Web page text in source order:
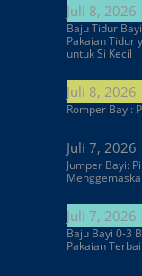
Juli 8, 2026
Baju Tidur
Pakaian Tidur
untuk Si Kecil
Juli 8, 2026
Romper Bayi:
Juli 7, 2026
Jumper Bayi:
Juli 7, 2026
Baju Bayi 0-3
Pakaian